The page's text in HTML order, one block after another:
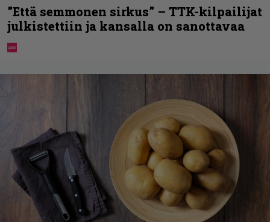
”Että semmonen sirkus” – TTK-kilpailijat
julkistettiin ja kansalla on sanottavaa